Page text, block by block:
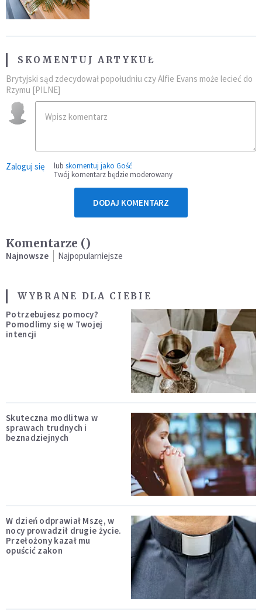
SKOMENTUJ ARTYKUŁ
Brytyjski sąd zdecydował popołudniu czy Alfie Evans może lecieć do
Rzymu [PILNE]
Zaloguj się lub skomentuj jako Gość
Twój komentarz będzie moderowany
DODAJ KOMENTARZ
Komentarze ()
Najnowsze Najpopularniejsze
WYBRANE DLA CIEBIE
Potrzebujesz pomocy?
Pomodlimy się w Twojej
intencji
Skuteczna modlitwa w
sprawach trudnych i
beznadziejnych
W dzień odprawiał Mszę, w
nocy prowadził drugie życie.
Przełożony kazał mu
opuścić zakon